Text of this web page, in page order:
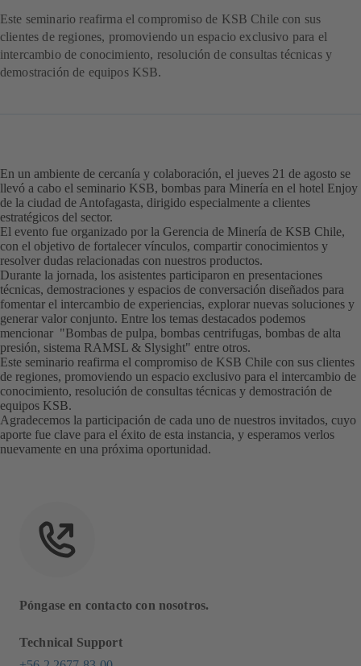
Este seminario reafirma el compromiso de KSB Chile con sus
clientes de regiones, promoviendo un espacio exclusivo para el
intercambio de conocimiento, resolución de consultas técnicas y
demostración de equipos KSB.
En un ambiente de cercanía y colaboración, el jueves 21 de agosto se
llevó a cabo el seminario KSB, bombas para Minería en el hotel Enjoy
de la ciudad de Antofagasta, dirigido especialmente a clientes
estratégicos del sector.
El evento fue organizado por la Gerencia de Minería de KSB Chile,
con el objetivo de fortalecer vínculos, compartir conocimientos y
resolver dudas relacionadas con nuestros productos.
Durante la jornada, los asistentes participaron en presentaciones
técnicas, demostraciones y espacios de conversación diseñados para
fomentar el intercambio de experiencias, explorar nuevas soluciones y
generar valor conjunto. Entre los temas destacados podemos
mencionar "Bombas de pulpa, bombas centrifugas, bombas de alta
presión, sistema RAMSL & Slysight" entre otros.
Este seminario reafirma el compromiso de KSB Chile con sus clientes
de regiones, promoviendo un espacio exclusivo para el intercambio de
conocimiento, resolución de consultas técnicas y demostración de
equipos KSB.
Agradecemos la participación de cada uno de nuestros invitados, cuyo
aporte fue clave para el éxito de esta instancia, y esperamos verlos
nuevamente en una próxima oportunidad.
Póngase en contacto con nosotros.
Technical Support